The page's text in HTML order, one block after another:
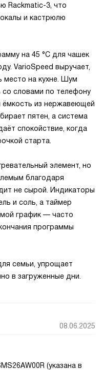
Rackmatic-3, что
и кастрюлю
на 45 °C для чашек
VarioSpeed выручает,
место на кухне. Шум
со словами по телефону
из нержавеющей
пятен, а система
спокойствие, когда
старта.
элемент, но
благодаря
не сырой. Индикаторы
и соль, а таймер
график — часто
программы
семьи, упрощает
в загруженные дни.
08.06.2025
(указана в